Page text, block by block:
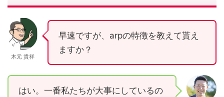
木元 貴祥
早速ですが、arpの特徴を教えて貰え
ますか？
はい。一番私たちが大事にしているの